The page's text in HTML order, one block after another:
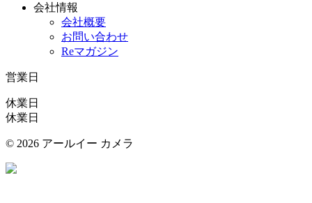
会社情報
会社概要
お問い合わせ
Reマガジン
営業日
休業日
休業日
© 2026 アールイー カメラ